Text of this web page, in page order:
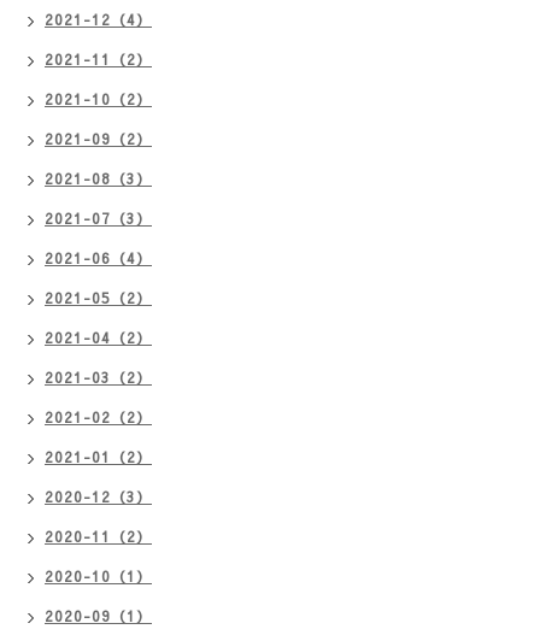
2021-12（4）
2021-11（2）
2021-10（2）
2021-09（2）
2021-08（3）
2021-07（3）
2021-06（4）
2021-05（2）
2021-04（2）
2021-03（2）
2021-02（2）
2021-01（2）
2020-12（3）
2020-11（2）
2020-10（1）
2020-09（1）